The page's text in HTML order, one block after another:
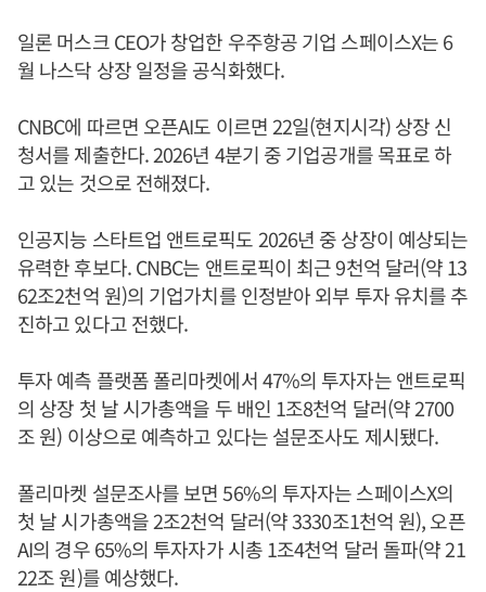
일론 머스크 CEO가 창업한 우주항공 기업 스페이스X는 6
월 나스닥 상장 일정을 공식화했다.
CNBC에 따르면 오픈AI도 이르면 22일(현지시각) 상장 신
청서를 제출한다. 2026년 4분기 중 기업공개를 목표로 하
고 있는 것으로 전해졌다.
인공지능 스타트업 앤트로픽도 2026년 중 상장이 예상되는
유력한 후보다. CNBC는 앤트로픽이 최근 9천억 달러(약 13
62조2천억 원)의 기업가치를 인정받아 외부 투자 유치를 추
진하고 있다고 전했다.
투자 예측 플랫폼 폴리마켓에서 47%의 투자자는 앤트로픽
의 상장 첫 날 시가총액을 두 배인 1조8천억 달러(약 2700
조 원) 이상으로 예측하고 있다는 설문조사도 제시됐다.
폴리마켓 설문조사를 보면 56%의 투자자는 스페이스X의
첫 날 시가총액을 2조2천억 달러(약 3330조1천억 원), 오픈
AI의 경우 65%의 투자자가 시총 1조4천억 달러 돌파(약 21
22조 원)를 예상했다.